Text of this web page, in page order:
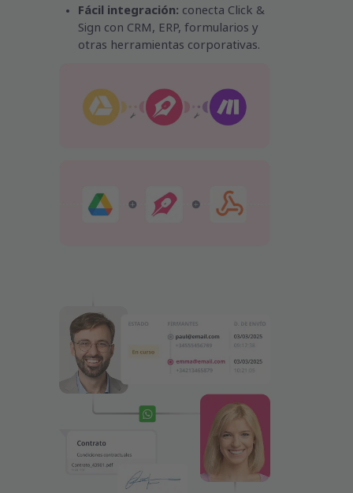
Fácil integración: conecta Click &
Sign con CRM, ERP, formularios y
otras herramientas corporativas.